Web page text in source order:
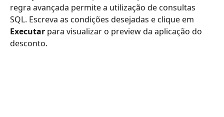
regra avançada permite a utilização de consultas
SQL. Escreva as condições desejadas e clique em
Executar para visualizar o preview da aplicação do
desconto.